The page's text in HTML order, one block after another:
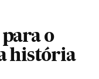
o
história